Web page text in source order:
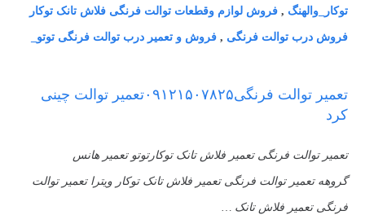
توکار_والهنگ , فروش لوازم وقطعات توالت فرنگی فلاش تانک توکار
فروش درب توالت فرنگی , فروش و تعمیر درب توالت فرنگی توتو_
تعمیر توالت فرنگی۰۹۱۲۱۵۰۷۸۲۵تعمیر توالت چینی
کرد
تعمیر توالت فرنگی تعمیر فلاش تانک توکارتوتو تعمیر هانس
گروهه تعمیر توالت فرنگی تعمیر فلاش تانک توکار ویترا تعمیر توالت
فرنگی تعمیر فلاش تانک …